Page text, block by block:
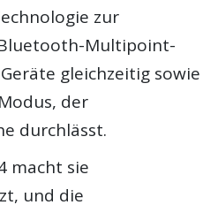
zur
Multipoint-
gleichzeitig sowie
der
durchlässt.
macht sie
und die